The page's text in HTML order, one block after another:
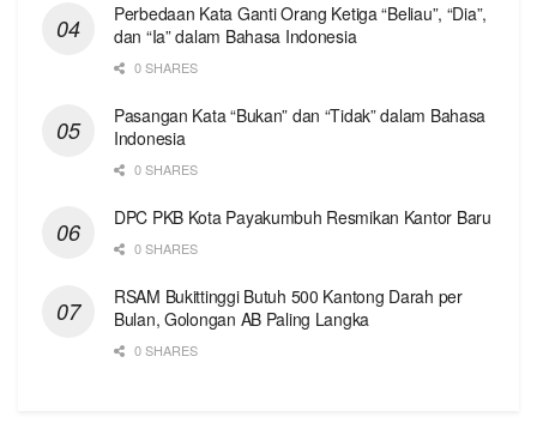
Perbedaan Kata Ganti Orang Ketiga “Beliau”, “Dia”,
dan “Ia” dalam Bahasa Indonesia
0 SHARES
Pasangan Kata “Bukan” dan “Tidak” dalam Bahasa
Indonesia
0 SHARES
DPC PKB Kota Payakumbuh Resmikan Kantor Baru
0 SHARES
RSAM Bukittinggi Butuh 500 Kantong Darah per
Bulan, Golongan AB Paling Langka
0 SHARES